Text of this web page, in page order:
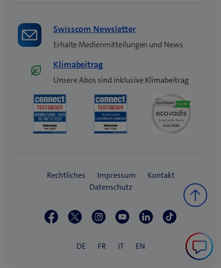
Swisscom Newsletter
Erhalte Medienmitteilungen und News
Klimabeitrag
Unsere Abos sind inklusive Klimabeitrag